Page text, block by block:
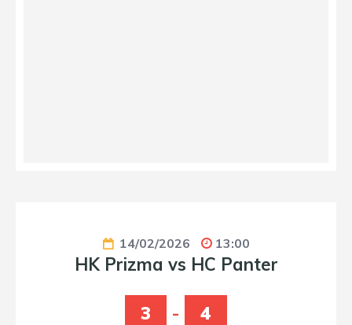
14/02/2026 13:00
HK Prizma vs HC Panter
3 - 4